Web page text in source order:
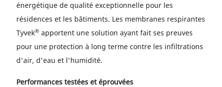
énergétique de qualité exceptionnelle pour les
résidences et les bâtiments. Les membranes respirantes
Tyvek® apportent une solution ayant fait ses preuves
pour une protection à long terme contre les infiltrations
d'air, d'eau et l'humidité.
Performances testées et éprouvées